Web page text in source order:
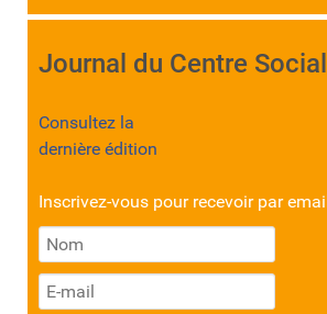
Journal du Centre Social
Consultez la
dernière édition
Inscrivez-vous pour recevoir par